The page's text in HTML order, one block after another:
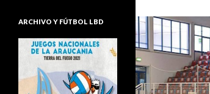
ARCHIVO Y FÚTBOL LBD